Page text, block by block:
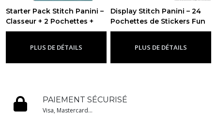
Starter Pack Stitch Panini –
Classeur + 2 Pochettes +
Carte Limitée (FR)-Panini
PLUS DE DÉTAILS
Display Stitch Panini – 24
Pochettes de Stickers Fun
& Brillants (FR)-Panini Disney
PLUS DE DÉTAILS
PAIEMENT SÉCURISÉ
Visa, Mastercard...